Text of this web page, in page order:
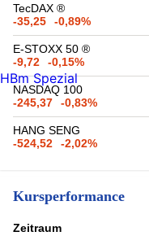
TecDAX ®
-35,25
-0,89%
E-STOXX 50 ®
-9,72
-0,15%
NASDAQ 100
-245,37
-0,83%
HANG SENG
-524,52
-2,02%
Kursperformance
Zeitraum
HBm Spezial